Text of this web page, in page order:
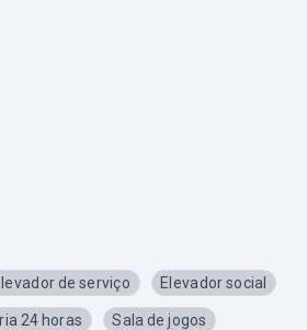
de serviço Elevador social
24 horas Sala de jogos